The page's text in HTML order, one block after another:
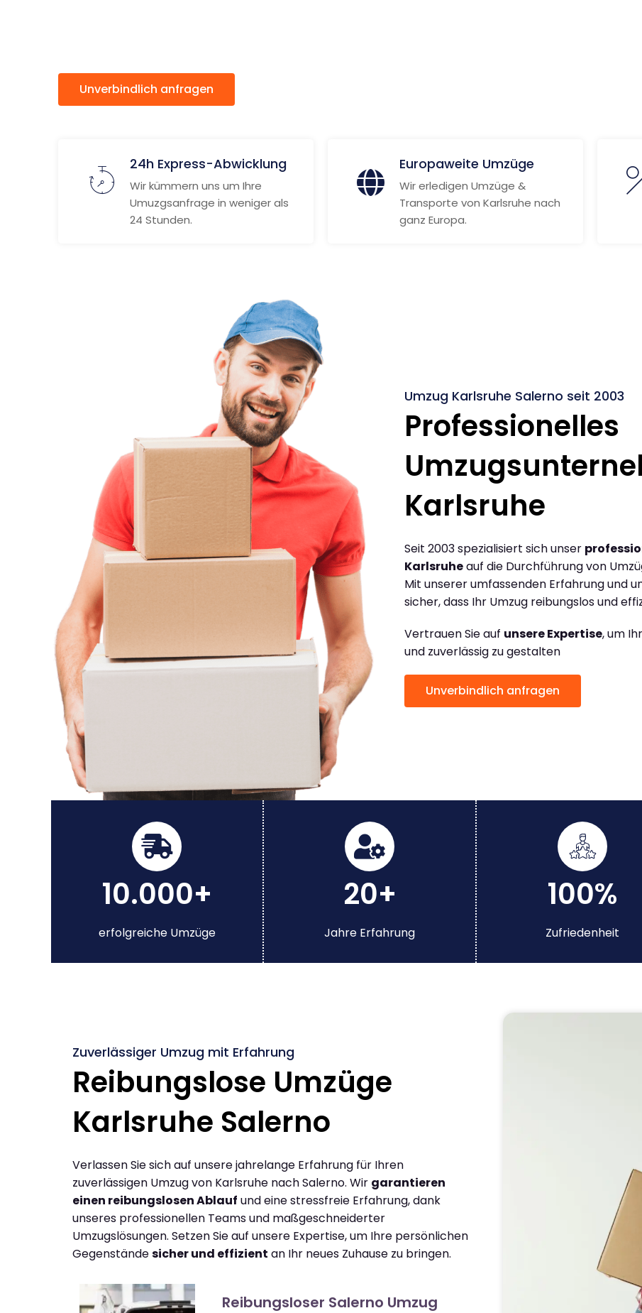
Unverbindlich anfragen
24h Express-Abwicklung
Wir kümmern uns um Ihre
Umuzgsanfrage in weniger als
24 Stunden.
Europaweite Umzüge
Wir erledigen Umzüge &
Transporte von Karlsruhe nach
ganz Europa.
Umzug Karlsruhe Salerno seit 2003
Professionelles
Karlsruhe
Seit 2003 spezialisiert sich unser
Karlsruheauf die Durchführung von
Mit unserer umfassenden Erfahrung und
sicher, dass Ihr Umzug reibungslos und
Vertrauen Sie auf unsere Expertise, um
und zuverlässig zu gestalten
Unverbindlich anfragen
10.000+
erfolgreiche Umzüge
20+
Jahre Erfahrung
100%
Zufriedenheit
Zuverlässiger Umzug mit Erfahrung
Reibungslose Umzüge
Karlsruhe Salerno
Verlassen Sie sich auf unsere jahrelange Erfahrung für Ihren
zuverlässigen Umzug von Karlsruhe nach Salerno. Wir garantieren
einen reibungslosen Ablauf und eine stressfreie Erfahrung, dank
unseres professionellen Teams und maßgeschneiderter
Umzugslösungen. Setzen Sie auf unsere Expertise, um Ihre persönlichen
Gegenständesicher und effizient an Ihr neues Zuhause zu bringen.
Reibungsloser Salerno Umzug